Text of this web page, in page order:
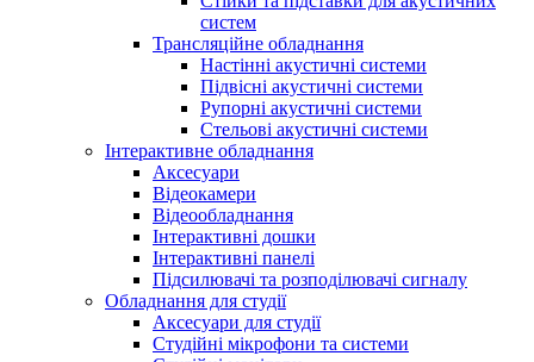
систем
Трансляційне обладнання
Настінні акустичні системи
Підвісні акустичні системи
Рупорні акустичні системи
Стельові акустичні системи
Інтерактивне обладнання
Аксесуари
Відеокамери
Відеообладнання
Інтерактивні дошки
Інтерактивні панелі
Підсилювачі та розподілювачі сигналу
Обладнання для студії
Аксесуари для студії
Студійні мікрофони та системи